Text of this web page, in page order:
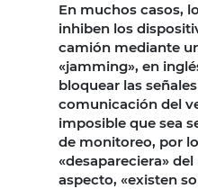
En muchos casos,
inhiben los
camión mediante
«jamming», en
bloquear las
comunicación del
imposible que sea
de monitoreo, por
«desapareciera»
aspecto, «existen